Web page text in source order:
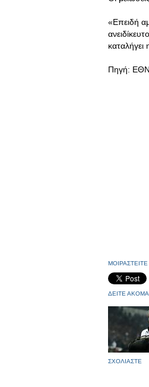
«Επειδή
καταλήγει
Πηγή:
ΜΟΙΡΑΣΤΕΙΤΕ
ΔΕΙΤΕ ΑΚΟΜΑ
ΣΧΟΛΙΑΣΤΕ